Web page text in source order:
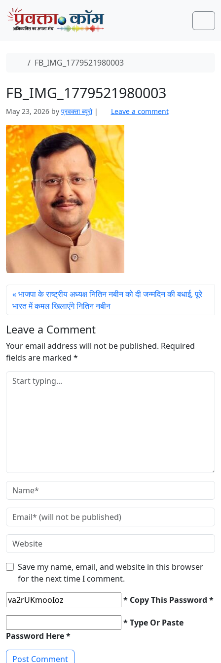
Skip to content
Skip to footer
HomeFB_IMG_1779521980003
FB_IMG_1779521980003
May 23, 2026 by प्रवक्‍ता ब्यूरो | Leave a comment
भाजपा के राष्ट्रीय अध्यक्ष नितिन नबीन को दी जन्मदिन की बधाई, पूरे
भारत में कमल खिलाएंगे नितिन नबीन
Leave a Comment
Your email address will not be published. Required
fields are marked *
Save my name, email, and website in this browser
for the next time I comment.
* Copy This Password *
* Type Or Paste
Password Here *